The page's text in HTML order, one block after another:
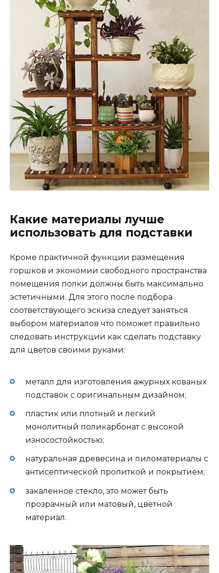
Какие материалы лучше
использовать для подставки
Кроме практичной функции размещения
горшков и экономии свободного пространства
помещения полки должны быть максимально
эстетичными. Для этого после подбора
соответствующего эскиза следует заняться
выбором материалов что поможет правильно
следовать инструкции как сделать подставку
для цветов своими руками:
металл для изготовления ажурных кованых
подставок с оригинальным дизайном;
пластик или плотный и легкий
монолитный поликарбонат с высокой
износостойкостью;
натуральная древесина и пиломатериалы с
антисептической пропиткой и покрытием;
закаленное стекло, это может быть
прозрачный или матовый, цветной
материал.